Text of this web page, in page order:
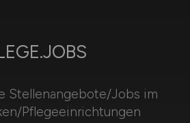
Stellenangebote/Jobs im
Pflegeeinrichtungen